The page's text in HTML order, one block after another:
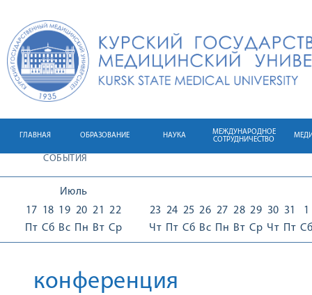
ГЛАВНАЯ ОБРАЗОВАНИЕ НАУКА
МЕЖДУНАРОДНОЕ
СОТРУДНИЧЕСТВО
СОБЫТИЯ
Июль
17
Пт
18
Сб
19
Вс
20
Пн
21
Вт
22
Ср
23
Чт
24
Пт
25
Сб
26
Вс
27
Пн
28
Вт
29
Ср
30
Чт
31
Пт
1
Сб
конференция